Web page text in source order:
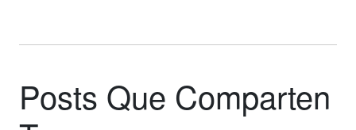
Posts Que Comparten